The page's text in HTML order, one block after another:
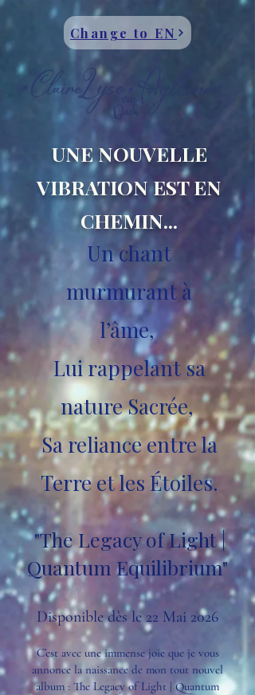
Change to EN
UNE NOUVELLE
VIBRATION EST EN
CHEMIN...
Un chant
murmurant à
l’âme,
Lui rappelant sa
nature Sacrée,
Sa reliance entre la
Terre et les Étoiles.
"The Legacy of Light |
Quantum Equilibrium"
Disponible dès le 22 Mai 2026
C’est avec une immense joie que je vous
annonce la naissance de mon tout nouvel
album : The Legacy of Light | Quantum